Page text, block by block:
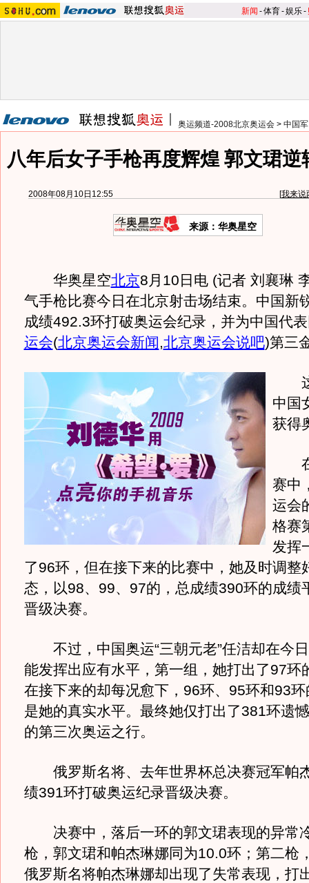
新闻 -体育-娱乐-
奥运频道-2008北京奥运会 > 中国
八年后女子手枪再度辉煌 郭文珺逆
2008年08月10日12:55 [我来说
来源：华奥星空
华奥星空北京8月10日电 (记者 刘襄琳
气手枪比赛今日在北京射击场结束。中国新
成绩492.3环打破奥运会纪录，并为中国代
运会(北京奥运会新闻,北京奥运会说吧)第三
这
中国
获得
在
赛中
运会
格赛
发挥
了96环，但在接下来的比赛中，她及时调整
态，以98、99、97的，总成绩390环的成绩
晋级决赛。
不过，中国奥运“三朝元老”任洁却在今
能发挥出应有水平，第一组，她打出了97环
在接下来的却每况愈下，96环、95环和93
是她的真实水平。最终她仅打出了381环遗
的第三次奥运之行。
俄罗斯名将、去年世界杯总决赛冠军帕
绩391环打破奥运纪录晋级决赛。
决赛中，落后一环的郭文珺表现的异常
枪，郭文珺和帕杰琳娜同为10.0环；第二枪
俄罗斯名将帕杰琳娜却出现了失常表现，打